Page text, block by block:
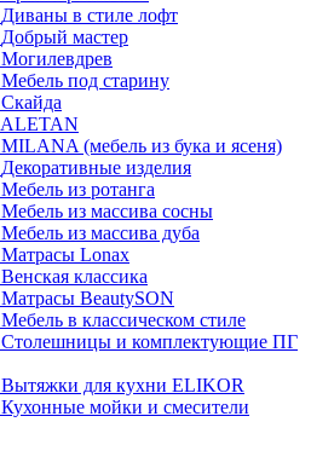
Диваны в стиле лофт
Добрый мастер
Могилевдрев
Мебель под старину
Скайда
ALETAN
MILANA (мебель из бука и ясеня)
Декоративные изделия
Мебель из ротанга
Мебель из массива сосны
Мебель из массива дуба
Матрасы Lonax
Венская классика
Матрасы BeautySON
Мебель в классическом стиле
Столешницы и комплектующие ПГ
Вытяжки для кухни ELIKOR
Кухонные мойки и смесители